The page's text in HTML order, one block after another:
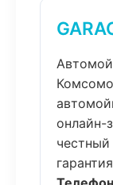
онлайн-
честный